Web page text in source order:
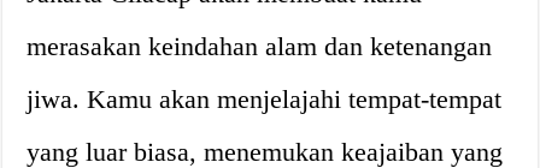
merasakan keindahan alam dan ketenangan
jiwa. Kamu akan menjelajahi tempat-tempat
yang luar biasa, menemukan keajaiban yang